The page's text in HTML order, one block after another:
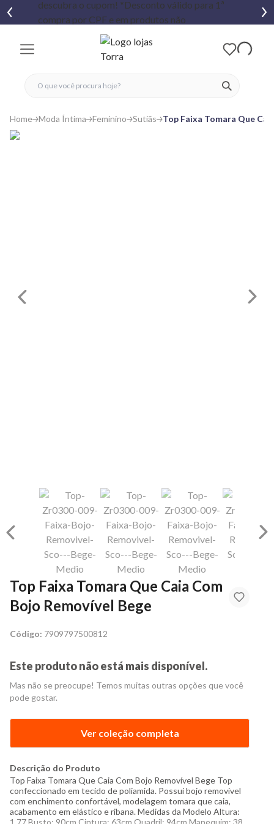
ver
fechar menu
fechar menu
favoritos
Home Moda Íntima Feminino Sutiãs Top Faixa Tomara Que
Top Faixa Tomara Que Caia Com
Bojo Removível Bege
Código: 7909797500812
Este produto não está mais disponível.
Mas não se preocupe! Temos muitas outras opções que você
pode gostar.
Ver coleção completa
Descrição do Produto
Top Faixa Tomara Que Caia Com Bojo Removível Bege Top
confeccionado em tecido de poliamida. Possui bojo removível
com enchimento confortável, modelagem tomara que caia,
acabamento em elástico e ribana. Medidas da Modelo Altura:
1,77 Busto: 90cm Cintura: 63cm Quadril: 94cm Manequim: 38